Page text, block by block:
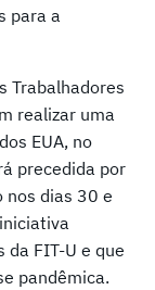
para a
Trabalhadores
realizar uma
EUA, no
precedida por
nos dias 30 e
da FIT-U e que
pandêmica.